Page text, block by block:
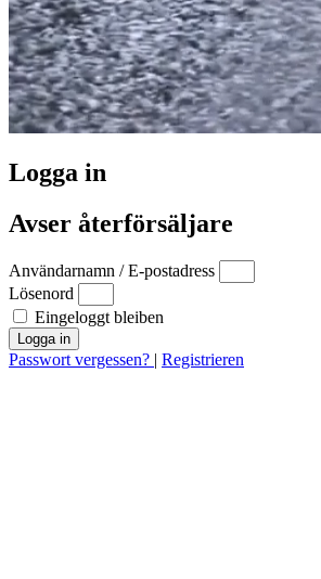
Logga in
Avser återförsäljare
Användarnamn / E-postadress
Lösenord
Eingeloggt bleiben
Logga in
Passwort vergessen? | Registrieren